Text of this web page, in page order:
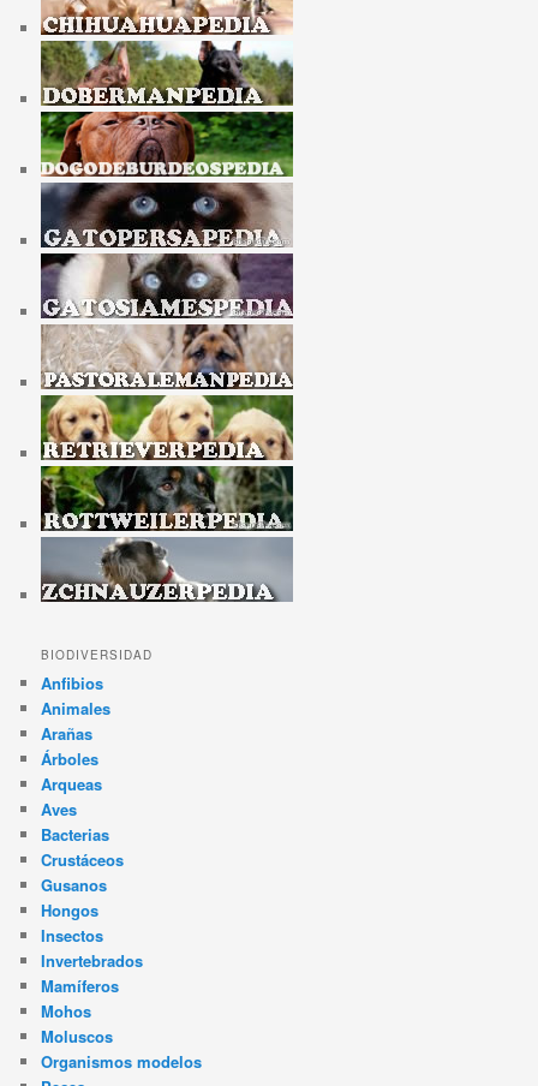
BIODIVERSIDAD
Anfibios
Animales
Arañas
Árboles
Arqueas
Aves
Bacterias
Crustáceos
Gusanos
Hongos
Insectos
Invertebrados
Mamíferos
Mohos
Moluscos
Organismos modelos